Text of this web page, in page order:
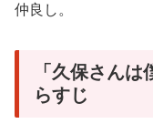
仲良し。
「久保さん
らすじ